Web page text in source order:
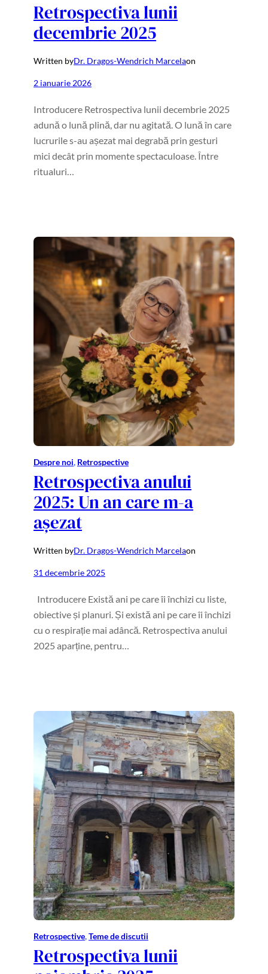
Retrospectiva lunii
decembrie 2025
Written byDr. Dragos-Wendrich Marcelaon
2 ianuarie 2026
Introducere Retrospectiva lunii decembrie 2025
adună o lună plină, dar nu agitată. O lună în care
lucrurile s-au așezat mai degrabă prin gesturi
mici decât prin momente spectaculoase. Între
ritualuri…
Despre noi, Retrospective
Retrospectiva anului
2025: Un an care m-a
așezat
Written byDr. Dragos-Wendrich Marcelaon
31 decembrie 2025
Introducere Există ani pe care îi închizi cu liste,
obiective și planuri. Și există ani pe care îi închizi
cu o respirație mai adâncă. Retrospectiva anului
2025 aparține, pentru…
Retrospective, Teme de discutii
Retrospectiva lunii